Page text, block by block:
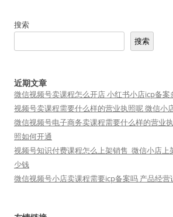
搜索
搜索
近期文章
微信视频号卖课程怎么开店 小红书小店icp备案
视频号卖课程需要什么样的营业执照呢 微信小
微信视频号电子商务卖课程需要什么样的营业
照如何开通
视频号知识付费课程怎么上架销售_微信小店上
少钱
微信视频号小店卖课程需要icp备案吗 产品经营